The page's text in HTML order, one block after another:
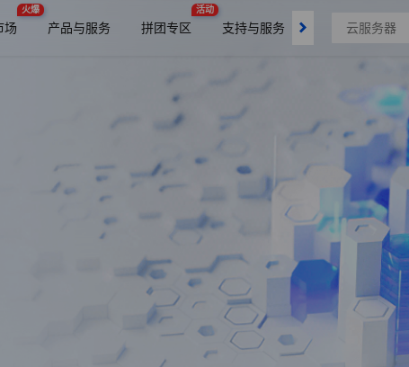
场
火爆
产品与服务 拼团专区
活动
支持与服务
了解我们